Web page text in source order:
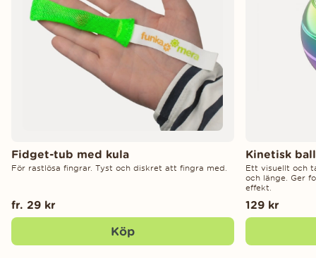
Fidget-tub med kula
För rastlösa fingrar. Tyst och diskret att fingra med.
fr. 29 kr
Köp
Kinetisk
Ett visuellt och
och länge. Ger
effekt.
129 kr